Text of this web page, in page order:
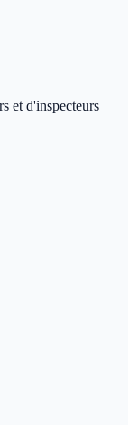
et d'inspecteurs